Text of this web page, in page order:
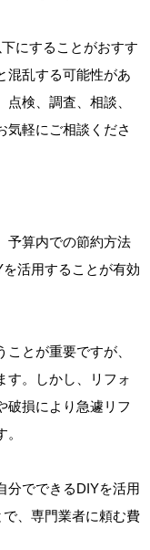
にすることがおすす
混乱する可能性があ
検、調査、相談、
気軽にご相談くださ
予算内での節約方法
活用することが有効
とが重要ですが、
す。しかし、リフォ
破損により急遽リフ
分でできるDIYを活用
、専門業者に頼む費